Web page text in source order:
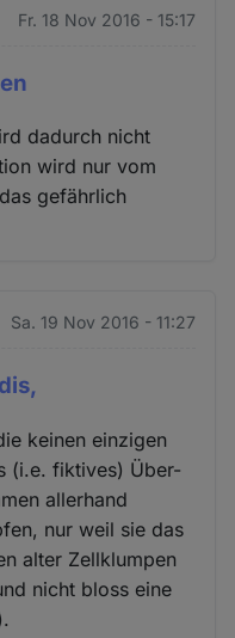
Fr. 18 Nov 2016 - 15:17
dadurch nicht
wird nur vom
gefährlich
Sa. 19 Nov 2016 - 11:27
keinen einzigen
(i.e. fiktives) Über-
allerhand
nur weil sie das
alter Zellklumpen
nicht bloss eine